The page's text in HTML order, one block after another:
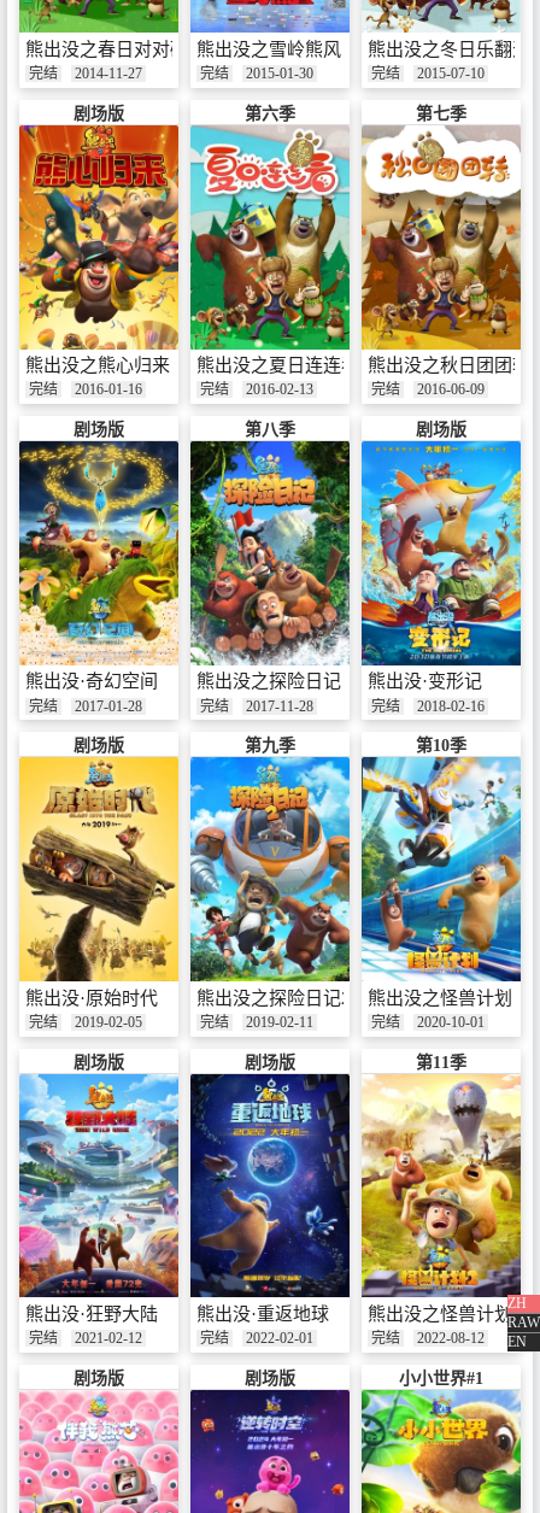
ZH
RAW
EN
熊出没之春日对对碰
完结 2014-11-27
熊出没之雪岭熊风
完结 2015-01-30
熊出没之冬日乐翻天
完结 2015-07-10
剧场版
熊出没之熊心归来
完结 2016-01-16
第六季
熊出没之夏日连连看
完结 2016-02-13
第七季
熊出没之秋日团团转
完结 2016-06-09
剧场版
熊出没·奇幻空间
完结 2017-01-28
第八季
熊出没之探险日记
完结 2017-11-28
剧场版
熊出没·变形记
完结 2018-02-16
剧场版
熊出没·原始时代
完结 2019-02-05
第九季
熊出没之探险日记2
完结 2019-02-11
第10季
熊出没之怪兽计划
完结 2020-10-01
剧场版
熊出没·狂野大陆
完结 2021-02-12
剧场版
熊出没·重返地球
完结 2022-02-01
第11季
熊出没之怪兽计划2
完结 2022-08-12
剧场版 剧场版 小小世界#1